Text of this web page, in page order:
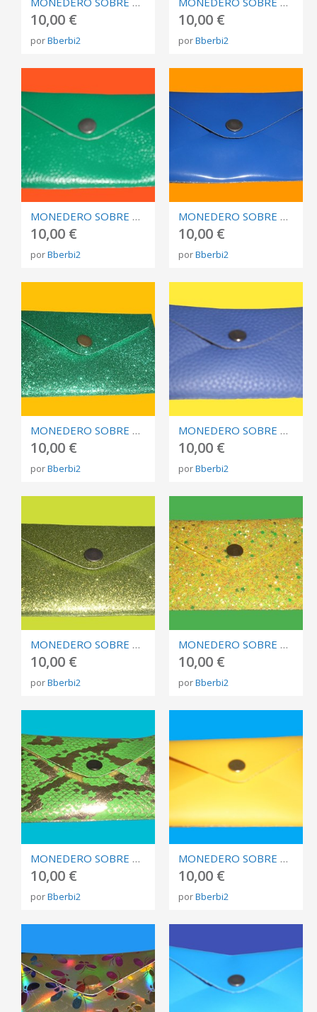
10,00 €
porBberbi2
10,00 €
porBberbi2
MONEDERO SOBRE VERDE PISTACHO
10,00 €
porBberbi2
MONEDERO SOBRE AZUL BILBAO CHAROL
10,00 €
porBberbi2
MONEDERO SOBRE BRILLI VERDE FINO
10,00 €
porBberbi2
MONEDERO SOBRE AZUL FUERTE
10,00 €
porBberbi2
MONEDERO SOBRE BRILLI VERDE FUERTE
10,00 €
porBberbi2
MONEDERO SOBRE BRILLI AMARILLO Y VERDES
10,00 €
porBberbi2
MONEDERO SOBRE VERDE SERPIENTE
10,00 €
porBberbi2
MONEDERO SOBRE AMARILLO TIPO CUERO
10,00 €
porBberbi2